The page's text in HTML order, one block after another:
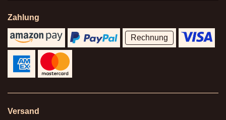
Zahlung
Rechnung
Versand